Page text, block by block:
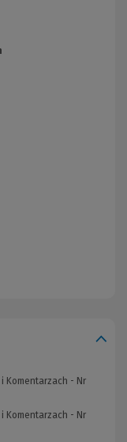
Komentarzach - Nr
Komentarzach - Nr